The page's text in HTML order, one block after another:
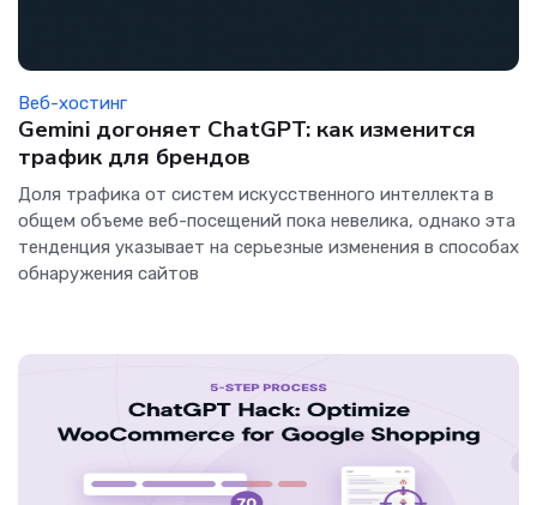
Веб-хостинг
Gemini догоняет ChatGPT: как изменится
трафик для брендов
Доля трафика от систем искусственного интеллекта в
общем объеме веб-посещений пока невелика, однако эта
тенденция указывает на серьезные изменения в способах
обнаружения сайтов